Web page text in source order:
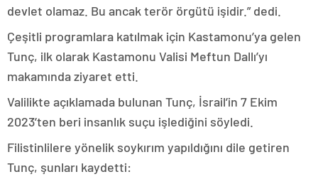
devlet olamaz. Bu ancak terör örgütü işidir.” dedi.
Çeşitli programlara katılmak için Kastamonu’ya gelen
Tunç, ilk olarak Kastamonu Valisi Meftun Dallı’yı
makamında ziyaret etti.
Valilikte açıklamada bulunan Tunç, İsrail’in 7 Ekim
2023’ten beri insanlık suçu işlediğini söyledi.
Filistinlilere yönelik soykırım yapıldığını dile getiren
Tunç, şunları kaydetti: